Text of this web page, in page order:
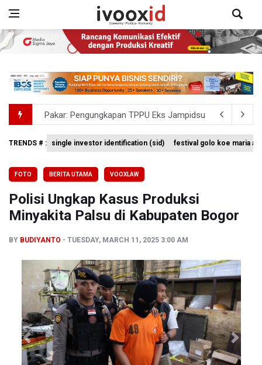
Pakar: Pengungkapan TPPU Eks Jampidsus Febrie
Tim 9 Kejagung Periksa Febrie Adransayah sebagai
SEA V Cup 2026: Timnas Voli Putri Indonesia Kalah 0-3
Xabi Alonso Sebut Dukungan Penggemar Chelsea
TRENDS # : single investor identification (sid) festival golo koe maria
FOTO BERITA UTAMA VOOXLAW
Polisi Ungkap Kasus Produksi
Minyakita Palsu di Kabupaten Bogor
BY BUDIYANTO TUESDAY, MARCH 11, 2025 3:00 AM
Previous Next